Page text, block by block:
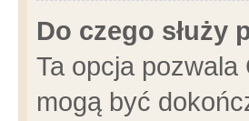
Do czego służy
Ta opcja
mogą być